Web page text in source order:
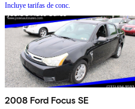
Incluye tarifas de conc.
2008 Ford Focus SE